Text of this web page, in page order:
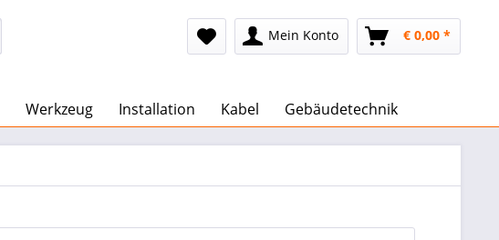
Mein Konto € 0,00 *
Werkzeug Installation Kabel Gebäudetechnik